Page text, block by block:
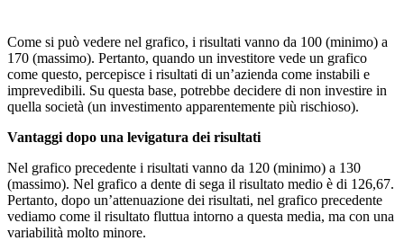
Come si può vedere nel grafico, i risultati vanno da 100 (minimo) a
170 (massimo). Pertanto, quando un investitore vede un grafico
come questo, percepisce i risultati di un’azienda come instabili e
imprevedibili. Su questa base, potrebbe decidere di non investire in
quella società (un investimento apparentemente più rischioso).
Vantaggi dopo una levigatura dei risultati
Nel grafico precedente i risultati vanno da 120 (minimo) a 130
(massimo). Nel grafico a dente di sega il risultato medio è di 126,67.
Pertanto, dopo un’attenuazione dei risultati, nel grafico precedente
vediamo come il risultato fluttua intorno a questa media, ma con una
variabilità molto minore.